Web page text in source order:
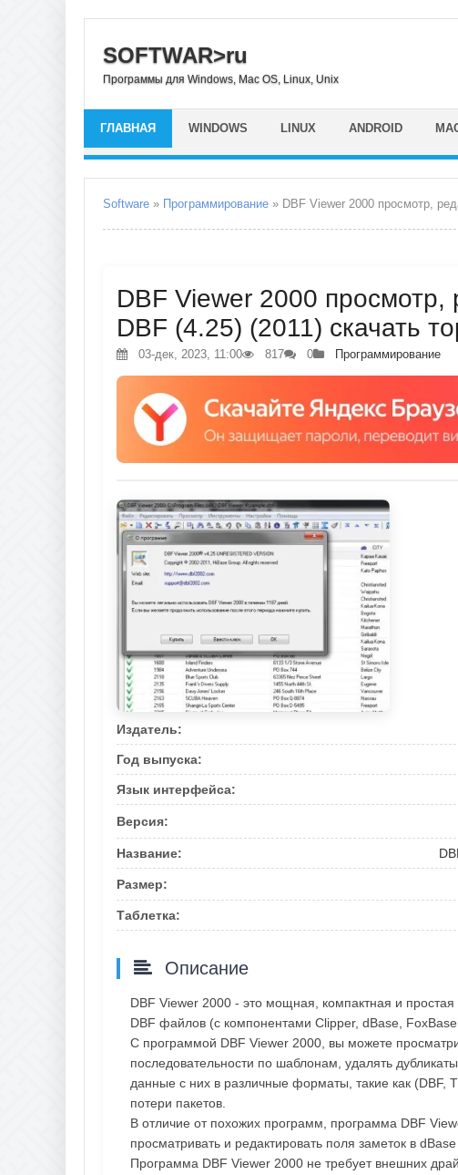
SOFTWAR>ru
Программы для Windows, Mac OS, Linux, Unix
ГЛАВНАЯ WINDOWS LINUX ANDROID
Software » Программирование » DBF Viewer 2000 просмотр,
DBF Viewer 2000 просмотр,
DBF (4.25) (2011) скачать
03-дек, 2023, 11:00 817 0 Программирование
Издатель:
Год выпуска:
Язык интерфейса:
Версия:
Название:
Размер:
Таблетка:
Описание
DBF Viewer 2000 - это мощная, компактная и
DBF файлов (с компонентами Clipper, dBase,
С программой DBF Viewer 2000, вы можете
последовательности по шаблонам, удалять
данные с них в различные форматы, такие как (DBF,
потери пакетов.
В отличие от похожих программ, программа DBF
просматривать и редактировать поля заметок в
Программа DBF Viewer 2000 не требует внешних